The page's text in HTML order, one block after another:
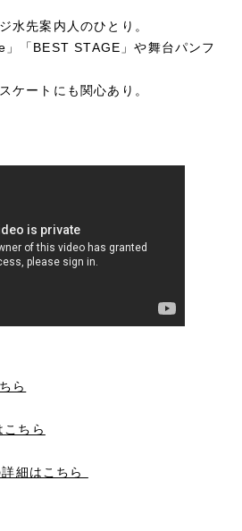
水先案内人のひとり。
「BEST STAGE」や舞台パンフ
ケートにも関心あり。
ら
ちら
細はこちら